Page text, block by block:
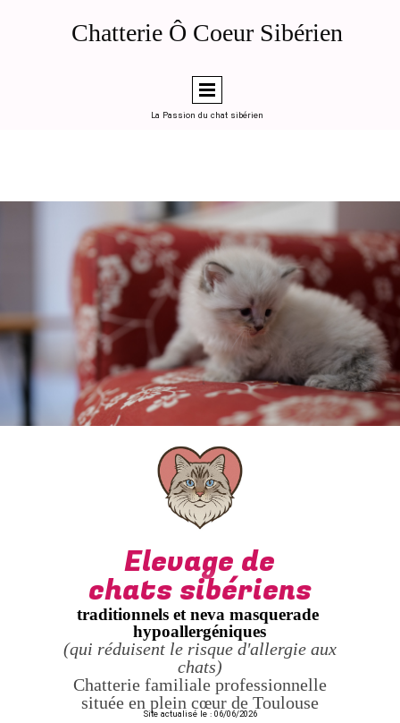
Généré le 2026-04-12 — Chatterie Ô Coeur Sibérien, Toulouse
Chatterie Ô Coeur Sibérien
La Passion du chat sibérien
Elevage de
chats sibériens
traditionnels et neva masquerade
hypoallergéniques
(qui réduisent le risque d'allergie aux
chats)
Chatterie familiale professionnelle
située en plein cœur de Toulouse
Site actualisé le : 06/06/2026